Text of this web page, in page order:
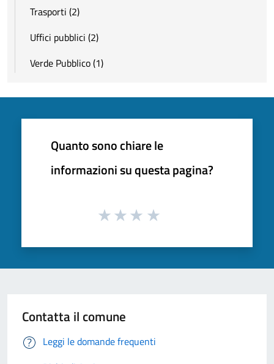
Trasporti (2)
Uffici pubblici (2)
Verde Pubblico (1)
Quanto sono chiare le
informazioni su questa pagina?
Contatta il comune
Leggi le domande frequenti